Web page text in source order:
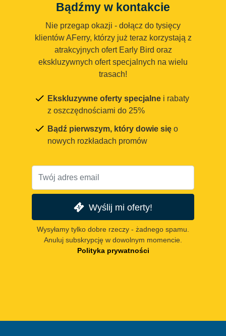
Bądźmy w kontakcie
Nie przegap okazji - dołącz do tysięcy
klientów AFerry, którzy już teraz korzystają z
atrakcyjnych ofert Early Bird oraz
ekskluzywnych ofert specjalnych na wielu
trasach!
Ekskluzywne oferty specjalne i rabaty
z oszczędnościami do 25%
Bądź pierwszym, który dowie się o
nowych rozkładach promów
Wyślij mi oferty!
Wysyłamy tylko dobre rzeczy - żadnego spamu.
Anuluj subskrypcję w dowolnym momencie.
Polityka prywatności